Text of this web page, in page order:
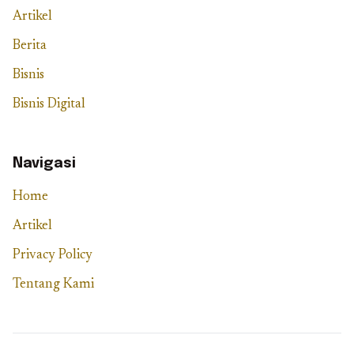
Artikel
Berita
Bisnis
Bisnis Digital
Navigasi
Home
Artikel
Privacy Policy
Tentang Kami